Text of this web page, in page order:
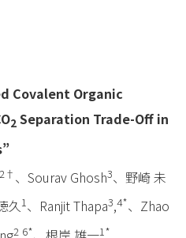
Covalent Organic
2 Separation Trade-Off in
2† 、Sourav Ghosh3、野崎 未
久1、Ranjit Thapa3,4*、Zhao
2 6* 1 *